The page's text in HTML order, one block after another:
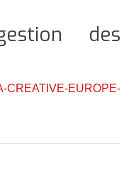
des
CREATIVE-EUROPE-